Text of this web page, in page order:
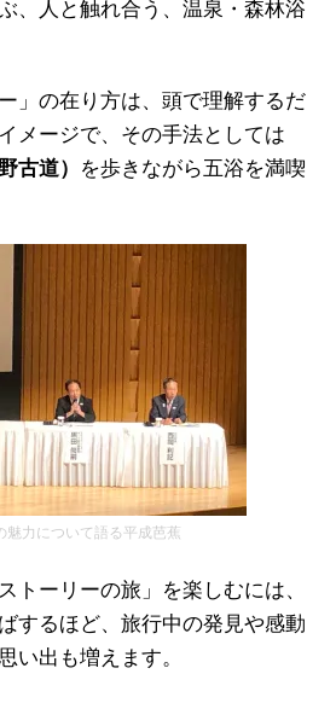
人と触れ合う、温泉・森林浴
」の在り方は、頭で理解するだ
メージで、その手法としては
古道）
を歩きながら五浴を満喫
魅力について語る平成芭蕉
トーリーの旅」を楽しむには、
するほど、旅行中の発見や感動
い出も増えます。